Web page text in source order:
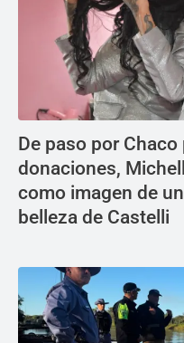
De paso por
donaciones,
como imagen de
belleza de Castelli